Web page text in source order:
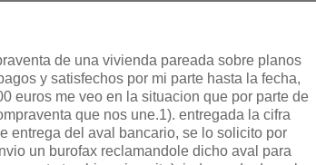
de una vivienda pareada sobre planos
y satisfechos por mi parte hasta la fecha,
euros me veo en la situacion que por parte de
que nos une.1). entregada la cifra
entrega del aval bancario, se lo solicito por
un burofax reclamandole dicho aval para